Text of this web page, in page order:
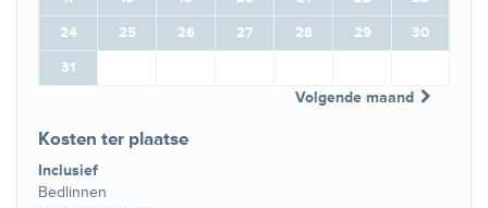
24
25 26 27 28 29
30
31
Volgende maand
Kosten ter plaatse
Inclusief
Bedlinnen